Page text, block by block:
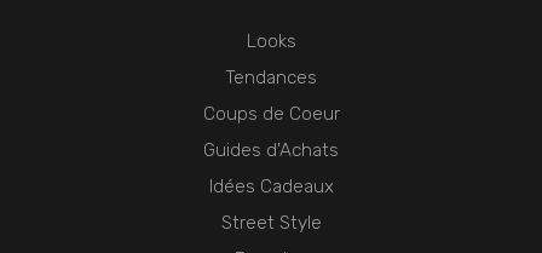
Looks
Tendances
Coups de Coeur
Guides d'Achats
Idées Cadeaux
Street Style